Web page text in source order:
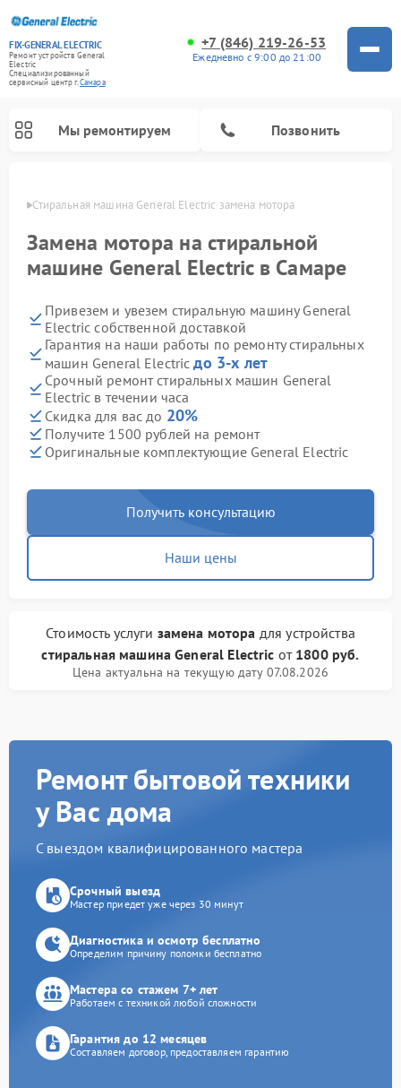
FIX-GENERAL ELECTRIC
Ремонт устройств General
Electric
Специализированный
cервисный центр г.Самара
+7 (846) 219-26-53
Ежедневно с 9:00 до 21:00
Мы ремонтируем Позвонить
Стиральная машина General Electric замена мотора
Замена мотора на стиральной
машине General Electric в Самаре
Привезем и увезем стиральную машину General
Electric собственной доставкой
Гарантия на наши работы по ремонту стиральных
машин General Electricдо 3-х лет
Срочный ремонт стиральных машин General
Electric в течении часа
Скидка для вас до 20%
Получите 1500 рублей на ремонт
Оригинальные комплектующие General Electric
Получить консультацию
Наши цены
Стоимость услуги замена мотора для устройства
стиральная машина General Electric от 1800 руб.
Цена актуальна на текущую дату 07.08.2026
Ремонт бытовой техники
у Вас дома
С выездом квалифицированного мастера
Срочный выезд
Мастер приедет уже через 30 минут
Диагностика и осмотр бесплатно
Определим причину поломки бесплатно
Мастера со стажем 7+ лет
Работаем с техникой любой сложности
Гарантия до 12 месяцев
Составляем договор, предоставляем гарантию